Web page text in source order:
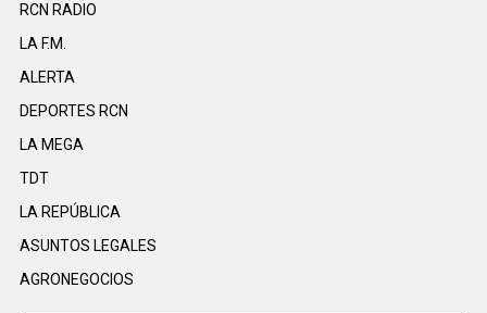
RCN RADIO
LA F.M.
ALERTA
DEPORTES RCN
LA MEGA
TDT
LA REPÚBLICA
ASUNTOS LEGALES
AGRONEGOCIOS